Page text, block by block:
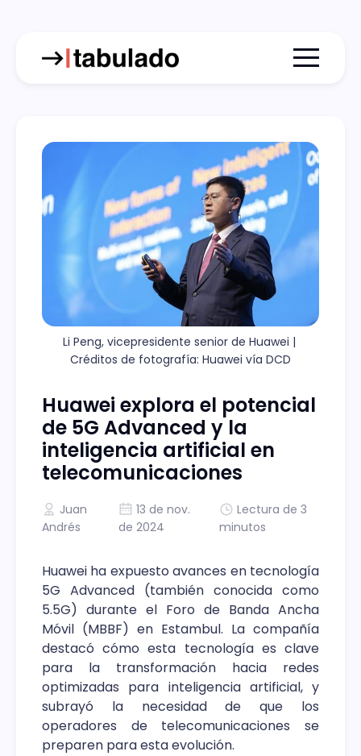
Menu
Li Peng, vicepresidente senior de Huawei |
Créditos de fotografía: Huawei vía DCD
Huawei explora el potencial
de 5G Advanced y la
inteligencia artificial en
telecomunicaciones
Juan
Andrés
13 de nov.
de 2024
Lectura de 3
minutos
Huawei ha expuesto avances en tecnología
5G Advanced (también conocida como
5.5G) durante el Foro de Banda Ancha
Móvil (MBBF) en Estambul. La compañía
destacó cómo esta tecnología es clave
para la transformación hacia redes
optimizadas para inteligencia artificial, y
subrayó la necesidad de que los
operadores de telecomunicaciones se
preparen para esta evolución.